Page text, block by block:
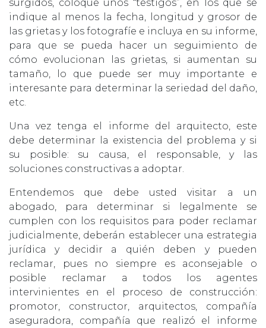
surgidos, coloque unos “testigos”, en los que se
indique al menos la fecha, longitud y grosor de
las grietas y los fotografíe e incluya en su informe,
para que se pueda hacer un seguimiento de
cómo evolucionan las grietas, si aumentan su
tamaño, lo que puede ser muy importante e
interesante para determinar la seriedad del daño,
etc.
Una vez tenga el informe del arquitecto, este
debe determinar la existencia del problema y si
su posible: su causa, el responsable, y las
soluciones constructivas a adoptar.
Entendemos que debe usted visitar a un
abogado, para determinar si legalmente se
cumplen con los requisitos para poder reclamar
judicialmente, deberán establecer una estrategia
jurídica y decidir a quién deben y pueden
reclamar, pues no siempre es aconsejable o
posible reclamar a todos los agentes
intervinientes en el proceso de construcción:
promotor, constructor, arquitectos, compañía
aseguradora, compañía que realizó el informe